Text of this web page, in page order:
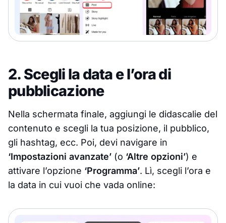
2. Scegli la data e l’ora di
pubblicazione
Nella schermata finale, aggiungi le didascalie del
contenuto e scegli la tua posizione, il pubblico,
gli hashtag, ecc. Poi, devi navigare in
‘Impostazioni avanzate’ (o ‘Altre opzioni’) e
attivare l’opzione ‘Programma’. Lì, scegli l’ora e
la data in cui vuoi che vada online: